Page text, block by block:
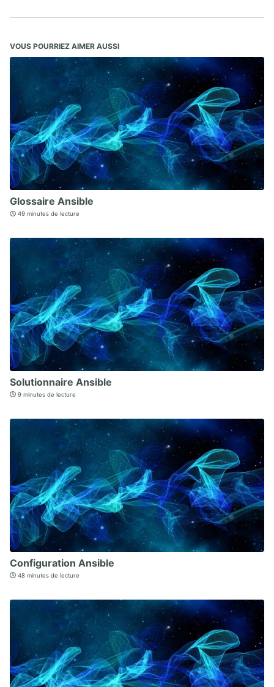
VOUS POURRIEZ AIMER AUSSI
Glossaire Ansible
49 minutes de lecture
Solutionnaire Ansible
9 minutes de lecture
Configuration Ansible
48 minutes de lecture